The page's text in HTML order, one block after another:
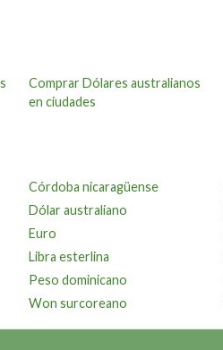
Comprar Dólares australianos
en ciudades
Córdoba nicaragüense
Dólar australiano
Euro
Libra esterlina
Peso dominicano
Won surcoreano